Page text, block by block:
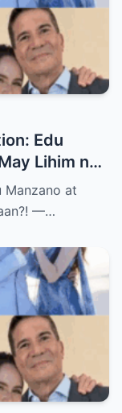
Edu
Lihim na
Manzano at
—…